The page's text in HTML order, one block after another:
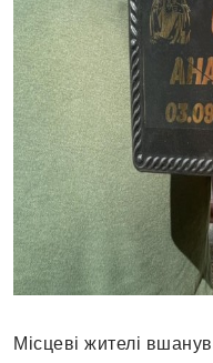
Місцеві жителі